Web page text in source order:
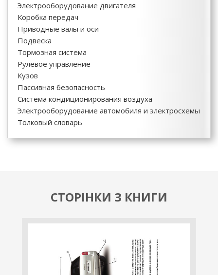
Электрооборудование двигателя
Коробка передач
Приводные валы и оси
Подвеска
Тормозная система
Рулевое управление
Кузов
Пассивная безопасность
Система кондиционирования воздуха
Электрооборудование автомобиля и электросхемы
Толковый словарь
СТОРІНКИ З КНИГИ